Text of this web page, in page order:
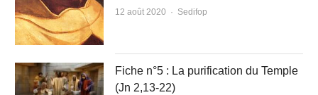
12 août 2020 Author
Sedifop
Fiche n°5 : La purification du Temple
(Jn 2,13-22)